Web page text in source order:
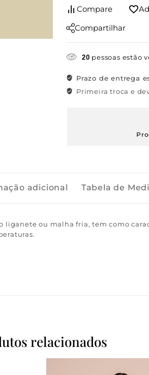
Compare
Compartilhar
20 pessoas estão
Prazo de entrega
Primeira troca e
adicional Tabela de
ou malha fria, tem como
relacionados